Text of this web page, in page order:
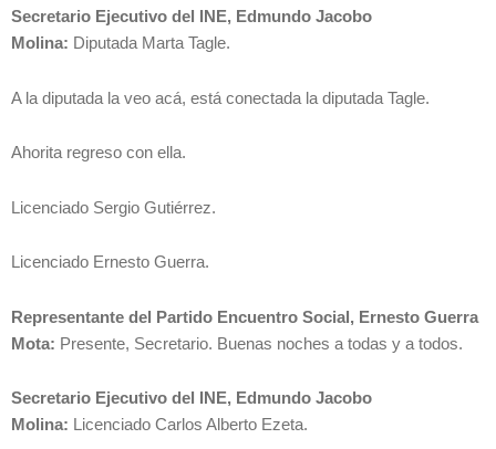
Secretario Ejecutivo del INE, Edmundo Jacobo
Molina: Diputada Marta Tagle.
A la diputada la veo acá, está conectada la diputada Tagle.
Ahorita regreso con ella.
Licenciado Sergio Gutiérrez.
Licenciado Ernesto Guerra.
Representante del Partido Encuentro Social, Ernesto Guerra
Mota: Presente, Secretario. Buenas noches a todas y a todos.
Secretario Ejecutivo del INE, Edmundo Jacobo
Molina: Licenciado Carlos Alberto Ezeta.